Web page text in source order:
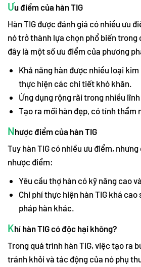
Ưu điểm của hàn TIG
Hàn TIG được đánh giá có nhiều ưu
nó trở thành lựa chọn phổ biến trong
đây là một số ưu điểm của phương
Khả năng hàn được nhiều loại
thực hiện các chi tiết khó khăn.
Ứng dụng rộng rãi trong nhiều
Tạo ra mối hàn đẹp, có tính thẩm
Nhược điểm của hàn TIG
Tuy hàn TIG có nhiều ưu điểm,
nhược điểm:
Yêu cầu thợ hàn có kỹ năng cao
Chi phí thực hiện hàn TIG khá
pháp hàn khác.
Khí hàn TIG có độc hại không?
Trong quá trình hàn TIG, việc tạo ra
tránh khỏi và tác động của nó phụ